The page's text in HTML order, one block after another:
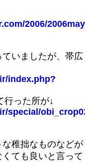
2006/
いましたが、帯広
index.php?
行った所が↓
special/
稚拙なものなどが
ても良いと言って